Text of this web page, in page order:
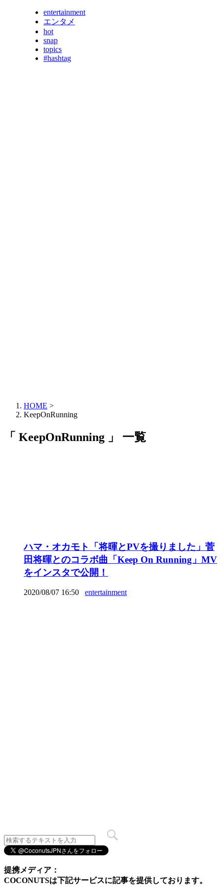
entertainment
エンタメ
hot
snap
topics
#hashtag
HOME >
KeepOnRunning
「 KeepOnRunning 」 一覧
ハマ・オカモト「将暉とPVを撮りました」菅
田将暉とのコラボ曲「Keep On Running」MV
をインスタで公開！
2020/08/07 16:50 entertainment
提携メディア：
COCONUTSは下記サービスに記事を提供しております。